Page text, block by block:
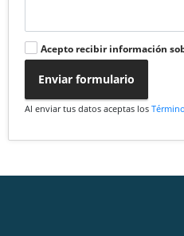
Acepto recibir información
Enviar formulario
Al enviar tus datos aceptas los